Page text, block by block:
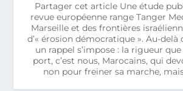
Partager cet article Une étude
revue européenne range Tanger
Marseille et des frontières
d’« érosion démocratique ». Au-delà
un rappel s’impose : la rigueur
port, c’est nous, Marocains, qui
non pour freiner sa marche,